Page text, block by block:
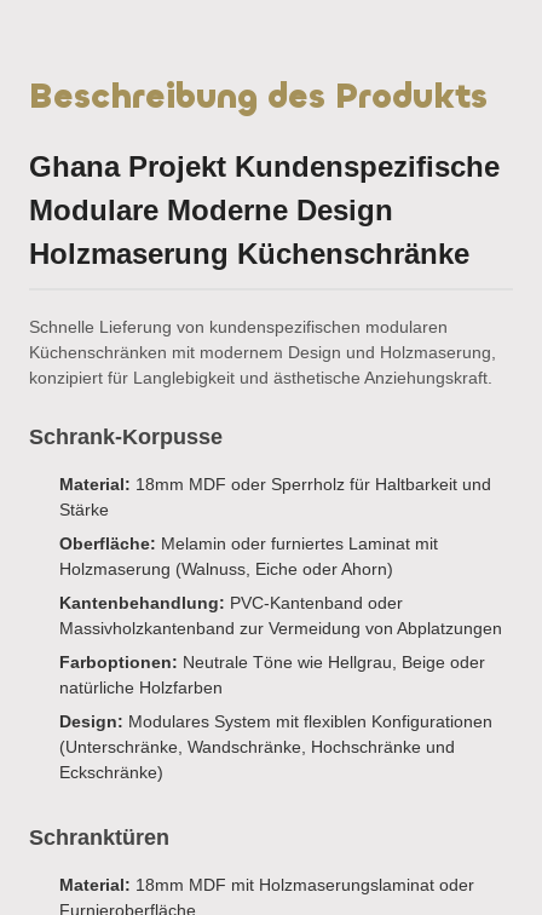
Beschreibung des Produkts
Ghana Projekt Kundenspezifische
Modulare Moderne Design
Holzmaserung Küchenschränke
Schnelle Lieferung von kundenspezifischen modularen
Küchenschränken mit modernem Design und Holzmaserung,
konzipiert für Langlebigkeit und ästhetische Anziehungskraft.
Schrank-Korpusse
Material: 18mm MDF oder Sperrholz für Haltbarkeit und
Stärke
Oberfläche: Melamin oder furniertes Laminat mit
Holzmaserung (Walnuss, Eiche oder Ahorn)
Kantenbehandlung: PVC-Kantenband oder
Massivholzkantenband zur Vermeidung von Abplatzungen
Farboptionen: Neutrale Töne wie Hellgrau, Beige oder
natürliche Holzfarben
Design: Modulares System mit flexiblen Konfigurationen
(Unterschränke, Wandschränke, Hochschränke und
Eckschränke)
Schranktüren
Material: 18mm MDF mit Holzmaserungslaminat oder
Furnieroberfläche